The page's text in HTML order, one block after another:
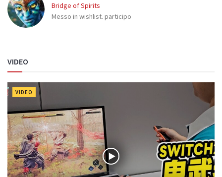
Bridge of Spirits
Messo in wishlist. participo
VIDEO
VIDEO